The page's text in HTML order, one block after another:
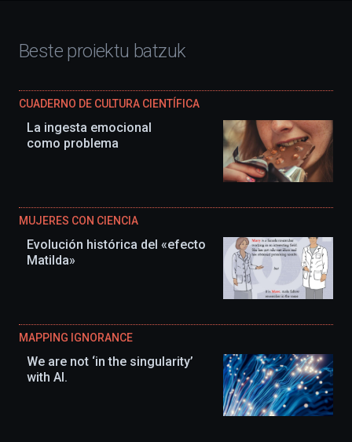
Beste proiektu batzuk
CUADERNO DE CULTURA CIENTÍFICA
La ingesta emocional
como problema
MUJERES CON CIENCIA
Evolución histórica del «efecto
Matilda»
MAPPING IGNORANCE
We are not ‘in the singularity’
with AI.